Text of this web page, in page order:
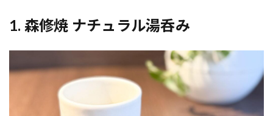
1. 森修焼 ナチュラル湯呑み